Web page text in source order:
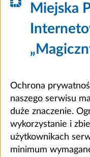
Miejska
Ochrona
naszego serwisu
duże znaczenie.
wykorzystanie i
użytkownikach
minimum